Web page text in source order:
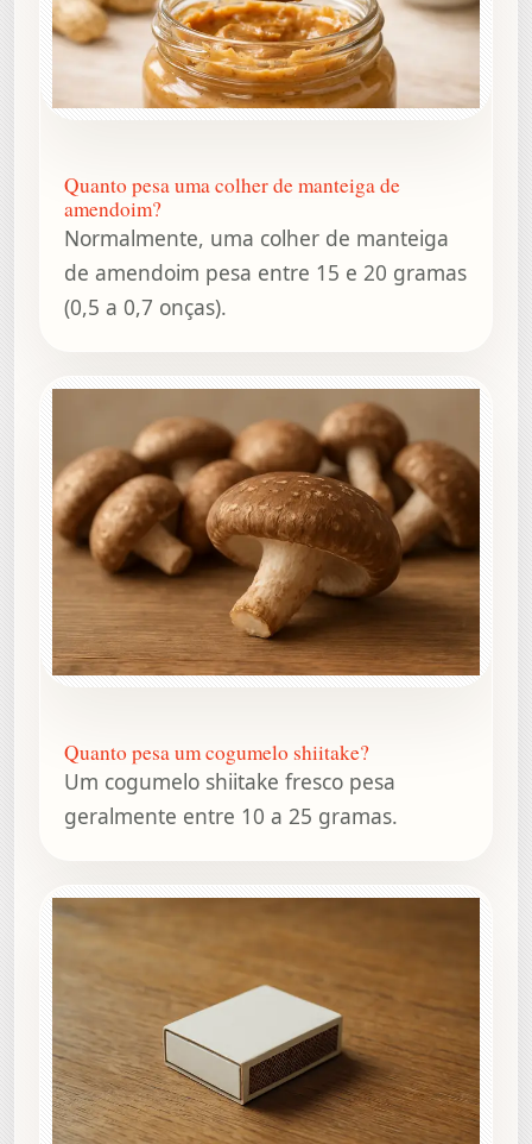
Quanto pesa uma colher de manteiga de
amendoim?
Normalmente, uma colher de manteiga
de amendoim pesa entre 15 e 20 gramas
(0,5 a 0,7 onças).
Quanto pesa um cogumelo shiitake?
Um cogumelo shiitake fresco pesa
geralmente entre 10 a 25 gramas.